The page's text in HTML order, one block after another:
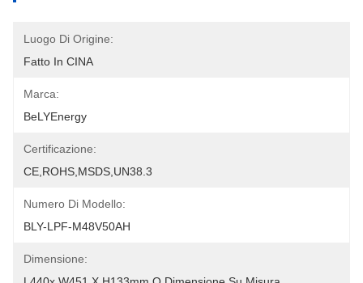
Luogo Di Origine:
Fatto In CINA
Marca:
BeLYEnergy
Certificazione:
CE,ROHS,MSDS,UN38.3
Numero Di Modello:
BLY-LPF-M48V50AH
Dimensione: